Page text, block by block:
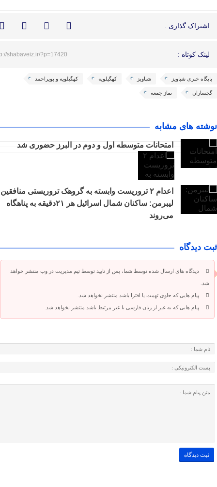
اشتراک گذاری :
لینک کوتاه : shabaveiz.ir/?p=17420
پایگاه خبری شباویز شباویز کهگیلویه کهگیلویه و بویراحمد
گچساران نماز جمعه
نوشته های مشابه
امتحانات متوسطه اول و دوم در البرز حضوری شد
اعدام ۲ تروریست وابسته به گروهک تروریستی منافقین
لیبرمن: ساکنان شمال اسرائیل هر ۲۱دقیقه به پناهگاه
می‌روند
ثبت دیدگاه
دیدگاه های ارسال شده توسط شما، پس از تایید توسط تیم مدیریت در وب منتشر خواهد
شد.
پیام هایی که حاوی تهمت یا افترا باشد منتشر نخواهد شد.
پیام هایی که به غیر از زبان فارسی یا غیر مرتبط باشد منتشر نخواهد شد.